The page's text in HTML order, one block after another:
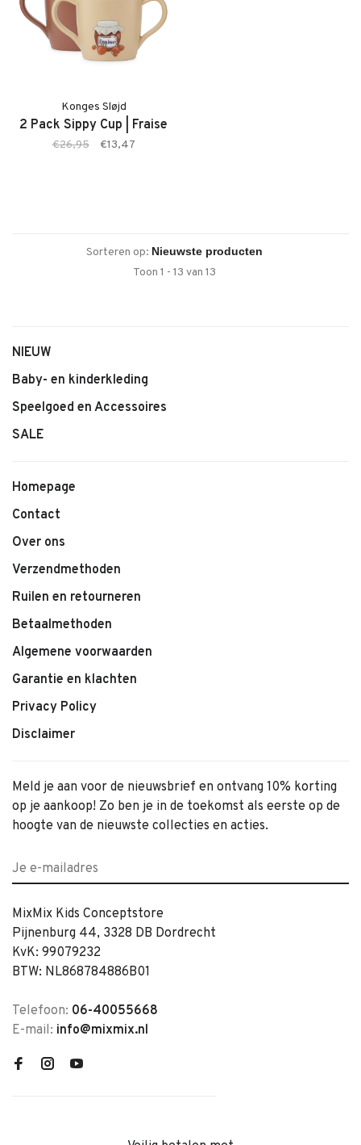
Konges Sløjd
2 Pack Sippy Cup | Fraise
€26,95 €13,47
Sorteren op:
Toon 1 - 13 van 13
NIEUW
Baby- en kinderkleding
Speelgoed en Accessoires
SALE
Homepage
Contact
Over ons
Verzendmethoden
Ruilen en retourneren
Betaalmethoden
Algemene voorwaarden
Garantie en klachten
Privacy Policy
Disclaimer
Meld je aan voor de nieuwsbrief en ontvang 10% korting
op je aankoop! Zo ben je in de toekomst als eerste op de
hoogte van de nieuwste collecties en acties.
MixMix Kids Conceptstore
Pijnenburg 44, 3328 DB Dordrecht
KvK: 99079232
BTW: NL868784886B01
Telefoon: 06-40055668
E-mail: info@mixmix.nl